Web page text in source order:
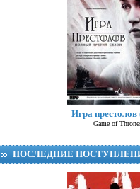
Игра престолов
Game of
ПОСЛЕДНИЕ